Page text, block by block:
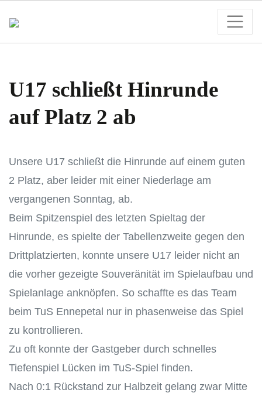
U17 schließt Hinrunde
auf Platz 2 ab
Unsere U17 schließt die Hinrunde auf einem guten
2 Platz, aber leider mit einer Niederlage am
vergangenen Sonntag, ab.
Beim Spitzenspiel des letzten Spieltag der
Hinrunde, es spielte der Tabellenzweite gegen den
Drittplatzierten, konnte unsere U17 leider nicht an
die vorher gezeigte Souveränität im Spielaufbau und
Spielanlage anknöpfen. So schaffte es das Team
beim TuS Ennepetal nur in phasenweise das Spiel
zu kontrollieren.
Zu oft konnte der Gastgeber durch schnelles
Tiefenspiel Lücken im TuS-Spiel finden.
Nach 0:1 Rückstand zur Halbzeit gelang zwar Mitte